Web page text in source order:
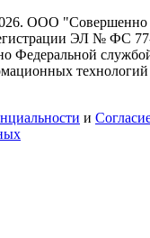
ООО "Совершенно
ЭЛ № ФС
Федеральной
и